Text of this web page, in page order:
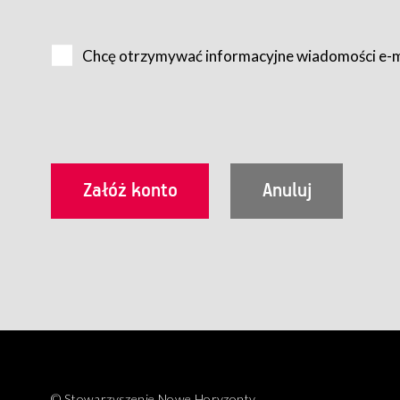
Usługobiorca przed rozpoczęciem korzystania z
utrwalenie i wydrukowanie.
§ 3
Korzystanie ze wszystkich aplikacji Serwisu może być
Chcę otrzymywać informacyjne wiadomości e-